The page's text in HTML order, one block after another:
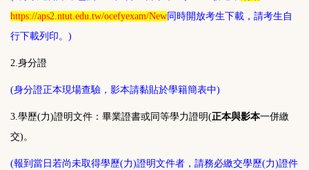
https://aps2.ntut.edu.tw/ocefyexam/New 同時開放考生下載，請考生自
行下載列印。)
2.身分證
(身分證正本現場查驗，影本請黏貼於學籍簡表中)
3.學歷(力)證明文件：畢業證書或同等學力證明(正本與影本一併繳
交)。
(報到當日若尚未取得學歷(力)證明文件者，請務必繳交學歷(力)證件